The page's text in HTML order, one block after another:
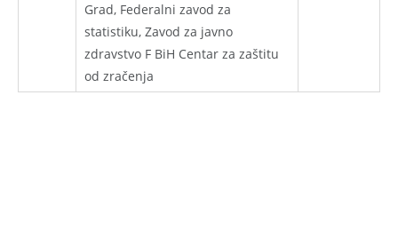
Grad, Federalni zavod za
statistiku, Zavod za javno
zdravstvo F BiH Centar za zaštitu
od zračenja